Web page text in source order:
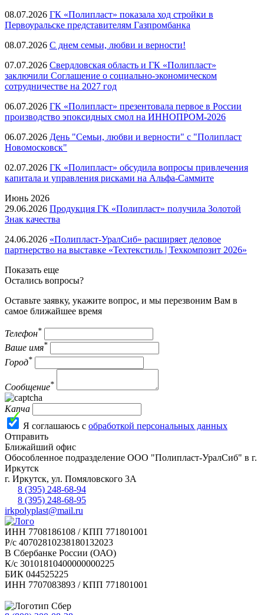
08.07.2026 ГК «Полипласт» показала ход стройки в
Первоуральске представителям Газпромбанка
08.07.2026 С днем семьи, любви и верности!
07.07.2026 Свердловская область и ГК «Полипласт»
заключили Соглашение о социально-экономическом
сотрудничестве на 2027 год
06.07.2026 ГК «Полипласт» презентовала первое в России
производство эпоксидных смол на ИННОПРОМ-2026
06.07.2026 День "Семьи, любви и верности" с "Полипласт
Новомосковск"
02.07.2026 ГК «Полипласт» обсудила вопросы привлечения
капитала и управления рисками на Альфа-Саммите
Июнь 2026
29.06.2026 Продукция ГК «Полипласт» получила Золотой
Знак качества
24.06.2026 «Полипласт-УралСиб» расширяет деловое
партнерство на выставке «Техтекстиль | Техкомпозит 2026»
Показать еще
Остались вопросы?
Оставьте заявку, укажите вопрос, и мы перезвоним Вам в
самое ближайшее время
Телефон*
Ваше имя*
Город*
Сообщение*
Капча
Я соглашаюсь с обработкой персональных данных
Отправить
Ближайший офис
Обособленное подразделение ООО "Полипласт-УралСиб" в г.
Иркутск
г. Иркутск, ул. Помяловского 3А
8 (395) 248-68-94
8 (395) 248-68-95
irkpolyplast@mail.ru
ИНН 7708186108 / КПП 771801001
Р/с 40702810238180132023
В Сбербанке России (ОАО)
К/с 30101810400000000225
БИК 044525225
ИНН 7707083893 / КПП 771801001